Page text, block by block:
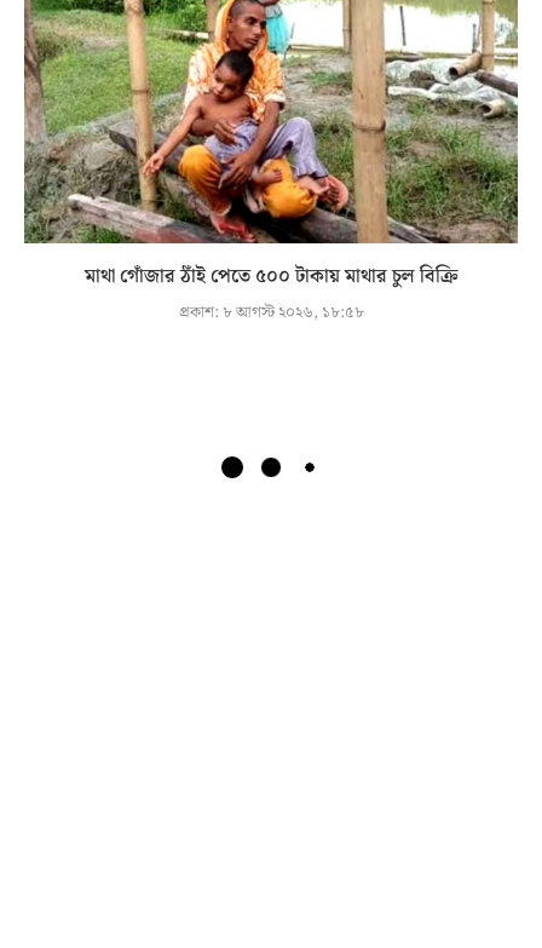
মাথা গোঁজার ঠাঁই পেতে ৫০০ টাকায় মাথার চুল বিক্রি
প্রকাশ: ৮ আগস্ট ২০২৬, ১৮:৫৮